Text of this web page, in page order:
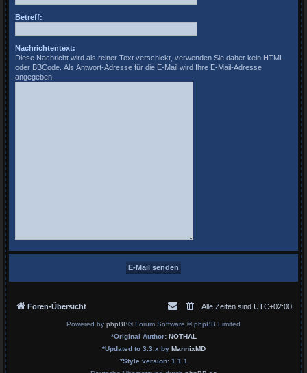
Betreff:
Nachrichtentext:
Diese Nachricht wird als reiner Text verschickt, verwenden Sie daher kein HTML
oder BBCode. Als Antwort-Adresse für die E-Mail wird Ihre E-Mail-Adresse
angegeben.
Foren-Übersicht Alle Zeiten sind UTC+02:00
Powered by phpBB® Forum Software © phpBB Limited
*Original Author: NOTHAL
*Updated to 3.3.x by MannixMD
*Style version: 1.1.1